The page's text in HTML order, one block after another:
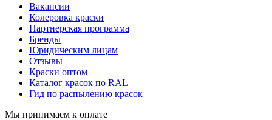
Вакансии
Колеровка краски
Партнерская программа
Бренды
Юридическим лицам
Отзывы
Краски оптом
Каталог красок по RAL
Гид по распылению красок
Мы принимаем к оплате